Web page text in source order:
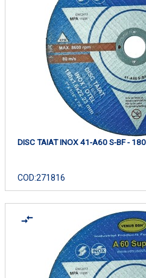
DISC TAIAT INOX 41-A60 S-BF -
COD:271816